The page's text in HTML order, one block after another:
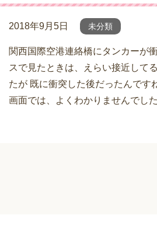
2018年9月5日 未分類
関西国際空港連絡橋にタンカーが
スで見たときは、えらい接近して
たが 既に衝突した後だったんです
画面では、よくわかりませんでし